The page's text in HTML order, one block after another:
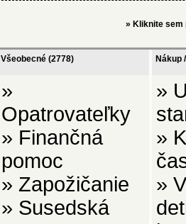
» Kliknite sem
Všeobecné(2778)
»
Opatrovateľky
» Finančná
pomoc
» Zapožičanie
» Susedská
Nákup
»
»
»